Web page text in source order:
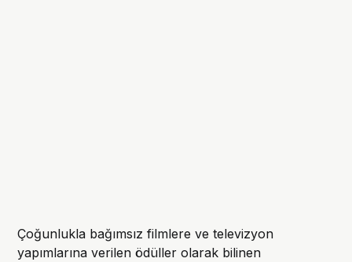
Çoğunlukla bağımsız filmlere ve televizyon
yapımlarına verilen ödüller olarak bilinen